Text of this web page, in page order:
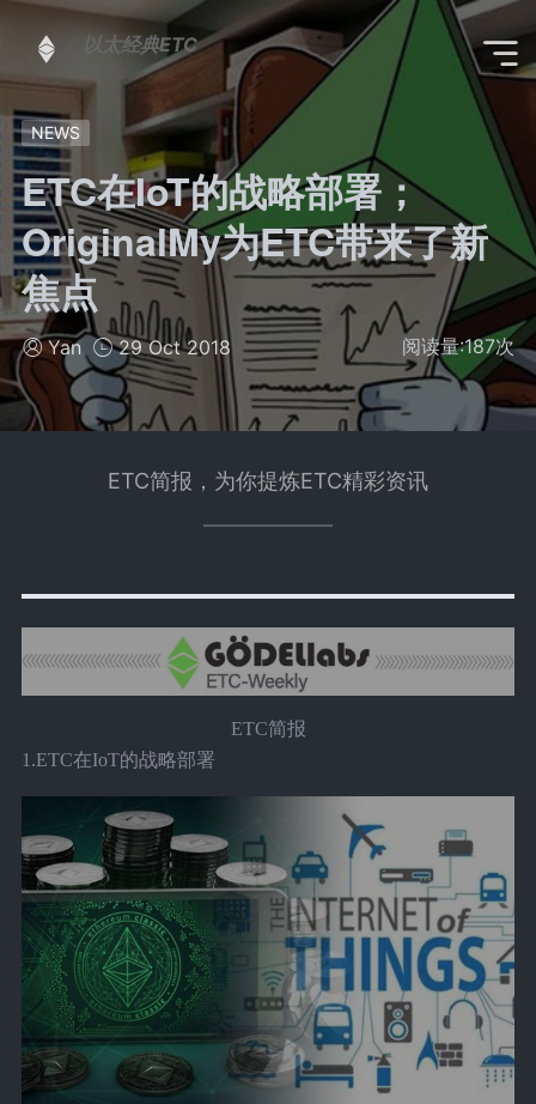
以太经典ETC
NEWS
ETC在IoT的战略部署；
OriginalMy为ETC带来了新
焦点
Yan 29 Oct 2018 阅读量:187次
ETC简报，为你提炼ETC精彩资讯
ETC简报
1.ETC在IoT的战略部署